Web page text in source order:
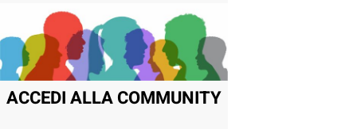
ACCEDI ALLA COMMUNITY